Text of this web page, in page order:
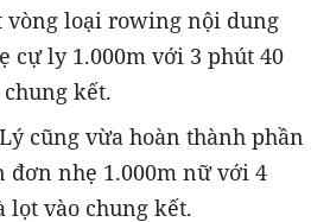
vòng loại rowing nội dung
cự ly 1.000m với 3 phút 40
kết.
cũng vừa hoàn thành phần
nhẹ 1.000m nữ với 4
lọt vào chung kết.